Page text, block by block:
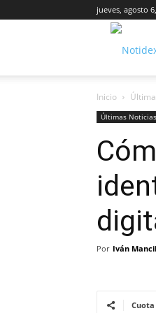
jueves, agosto
Inicio
Últimas Noticias
Por Iván
Cuota